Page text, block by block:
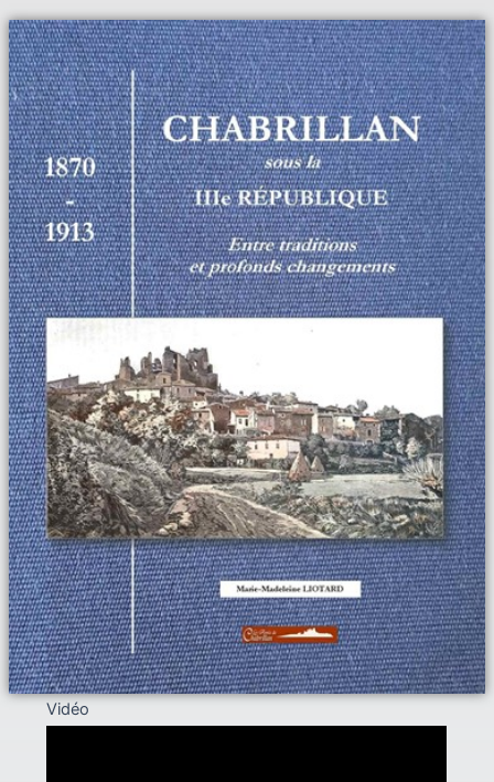
Vidéo